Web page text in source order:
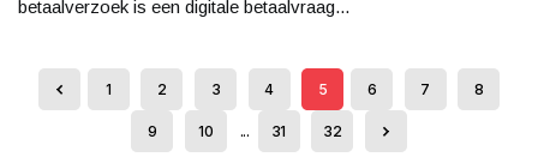
betaalverzoek is een digitale betaalvraag...
1 2 3 4 5 6 7 8
9 10 ... 31 32